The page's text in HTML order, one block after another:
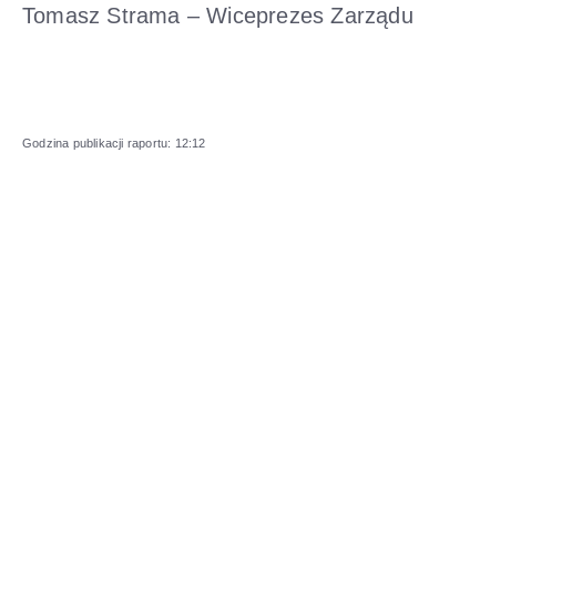
Tomasz Strama – Wiceprezes Zarządu
Godzina publikacji raportu: 12:12